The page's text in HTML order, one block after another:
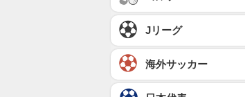
Jリーグ
海外サッカー